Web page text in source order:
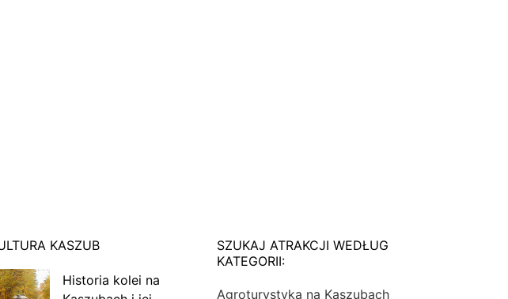
KASZUB
Historia kolei na
SZUKAJ ATRAKCJI WEDŁUG
KATEGORII:
Agroturystyka na Kaszubach